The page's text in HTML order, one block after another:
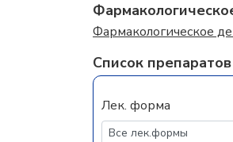
Фармакологическое
Список
Лек. форма